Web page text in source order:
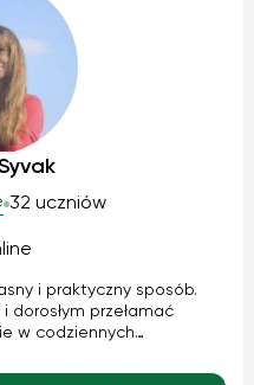
32 uczniów
i praktyczny sposób.
dorosłym przełamać
w codziennych
prosto i logicznie, z
tempo i materiały do